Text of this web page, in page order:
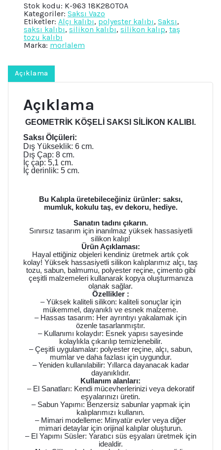
Silikon
Kalıp
K-
963,
Polyester
Taş
Kalıbı
adet
Stok kodu: K-963 18K280TOA
Kategoriler: Saksı Vazo
Etiketler: Alçı kalıbı, polyester kalıbı, Saksı,
saksı kalıbı, silikon kalıbı, silikon kalıp, taş
tozu kalıbı
Marka: morlalem
Açıklama
Açıklama
GEOMETRİK KÖŞELİ SAKSI SİLİKON KALIBI.
Saksı Ölçüleri:
Dış Yükseklik: 6 cm.
Dış Çap: 8 cm.
İç çap: 5,1 cm.
İç derinlik: 5 cm.
Bu Kalıpla üretebileceğiniz ürünler: saksı,
mumluk, kokulu taş, ev dekoru, hediye.
Sanatın tadını çıkarın.
Sınırsız tasarım için inanılmaz yüksek hassasiyetli
silikon kalıp!
Ürün Açıklaması:
Hayal ettiğiniz objeleri kendiniz üretmek artık çok
kolay! Yüksek hassasiyetli silikon kalıplarımız alçı, taş
tozu, sabun, balmumu, polyester reçine, çimento gibi
çeşitli malzemeleri kullanarak kopya oluşturmanıza
olanak sağlar.
Özellikler :
– Yüksek kaliteli silikon: kaliteli sonuçlar için
mükemmel, dayanıklı ve esnek malzeme.
– Hassas tasarım: Her ayrıntıyı yakalamak için
özenle tasarlanmıştır.
– Kullanımı kolaydır: Esnek yapısı sayesinde
kolaylıkla çıkarılıp temizlenebilir.
– Çeşitli uygulamalar: polyester reçine, alçı, sabun,
mumlar ve daha fazlası için uygundur.
– Yeniden kullanılabilir: Yıllarca dayanacak kadar
dayanıklıdır.
Kullanım alanları:
– El Sanatları: Kendi mücevherlerinizi veya dekoratif
eşyalarınızı üretin.
– Sabun Yapımı: Benzersiz sabunlar yapmak için
kalıplarımızı kullanın.
– Mimari modelleme: Minyatür evler veya diğer
mimari detaylar için orijinal kalıplar oluşturun.
– El Yapımı Süsler: Yaratıcı süs eşyaları üretmek için
idealdir.